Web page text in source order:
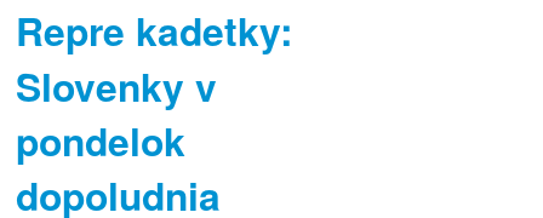
Repre kadetky:
Slovenky v
pondelok
dopoludnia